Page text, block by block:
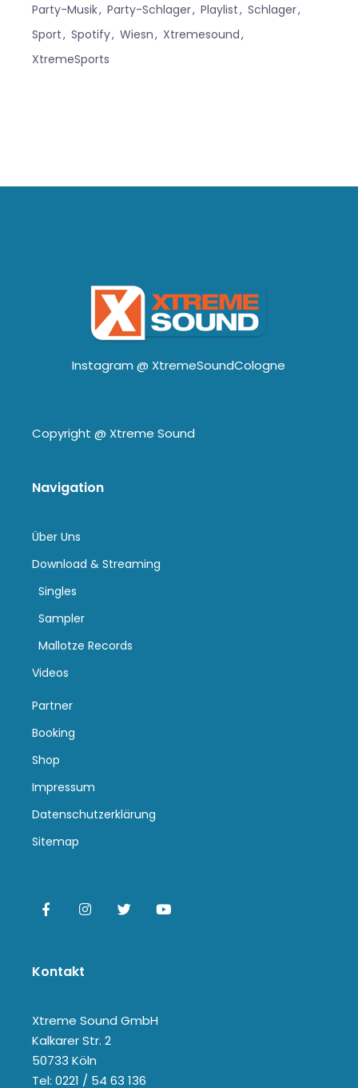
Party-Musik
Party-Schlager Playlist
Schlager
Sport
Spotify Wiesn
Xtremesound
XtremeSports
Instagram @ XtremeSoundCologne
Copyright @ Xtreme Sound
Navigation
Über Uns
Download & Streaming
Singles
Sampler
Mallotze Records
Videos
Partner
Booking
Shop
Impressum
Datenschutzerklärung
Sitemap
Kontakt
Xtreme Sound GmbH
Kalkarer Str. 2
50733 Köln
Tel: 0221 / 54 63 136